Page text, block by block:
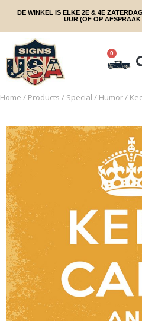
DE WINKEL IS ELKE 2E & 4E
UUR (OF OP AFSPRAAK
0
Home / Products / Special / Humor/